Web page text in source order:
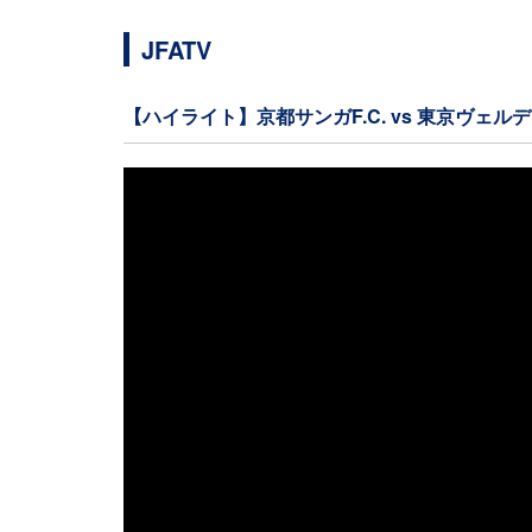
JFATV
【ハイライト】京都サンガF.C. vs 東京ヴェル